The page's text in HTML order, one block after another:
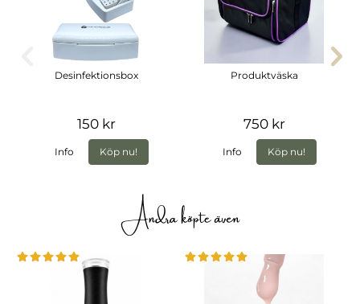
Desinfektionsbox
150 kr
Info Köp nu!
Produktväska
750 kr
Info Köp nu!
Andra köpte även